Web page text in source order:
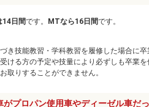
14日間です。 MTなら16日間です。
き技能教習・学科教習を履修した場合に卒
ける方の予定や技量により必ずしも卒業を
取りすることができません。
プロパン使用車やディーゼル車だ